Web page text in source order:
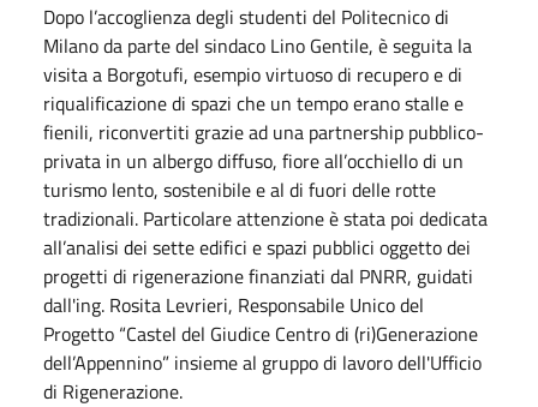
Dopo l’accoglienza degli studenti del Politecnico di
Milano da parte del sindaco Lino Gentile, è seguita la
visita a Borgotufi, esempio virtuoso di recupero e di
riqualificazione di spazi che un tempo erano stalle e
fienili, riconvertiti grazie ad una partnership pubblico-
privata in un albergo diffuso, fiore all’occhiello di un
turismo lento, sostenibile e al di fuori delle rotte
tradizionali. Particolare attenzione è stata poi dedicata
all’analisi dei sette edifici e spazi pubblici oggetto dei
progetti di rigenerazione finanziati dal PNRR, guidati
dall'ing. Rosita Levrieri, Responsabile Unico del
Progetto “Castel del Giudice Centro di (ri)Generazione
dell’Appennino” insieme al gruppo di lavoro dell'Ufficio
di Rigenerazione.